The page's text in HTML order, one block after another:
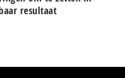
resultaat